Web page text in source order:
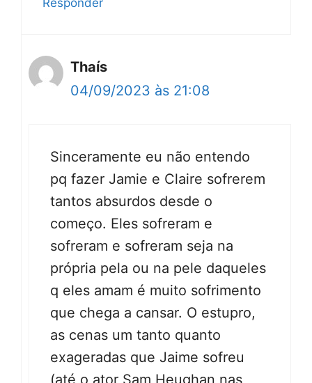
Responder
Thaís
04/09/2023 às 21:08
Sinceramente eu não entendo
pq fazer Jamie e Claire sofrerem
tantos absurdos desde o
começo. Eles sofreram e
sofreram e sofreram seja na
própria pela ou na pele daqueles
q eles amam é muito sofrimento
que chega a cansar. O estupro,
as cenas um tanto quanto
exageradas que Jaime sofreu